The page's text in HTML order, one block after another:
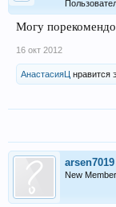
Могу
16 окт 2012
АнастасияЦ нравится
arsen7019
New Member